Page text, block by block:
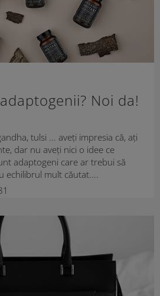
Noi da!
tulsi ... aveți impresia că, ați
dar nu aveți nici o idee ce
adaptogeni care ar trebui să
mult căutat....